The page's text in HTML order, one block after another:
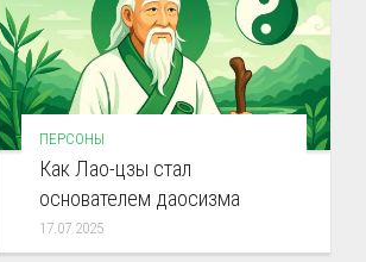
ПЕРСОНЫ
Как Лао-цзы стал
основателем даосизма
17.07.2025